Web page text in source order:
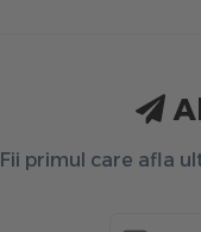
Fii primul care afla